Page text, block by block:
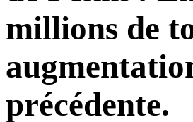
millions de
précédente.